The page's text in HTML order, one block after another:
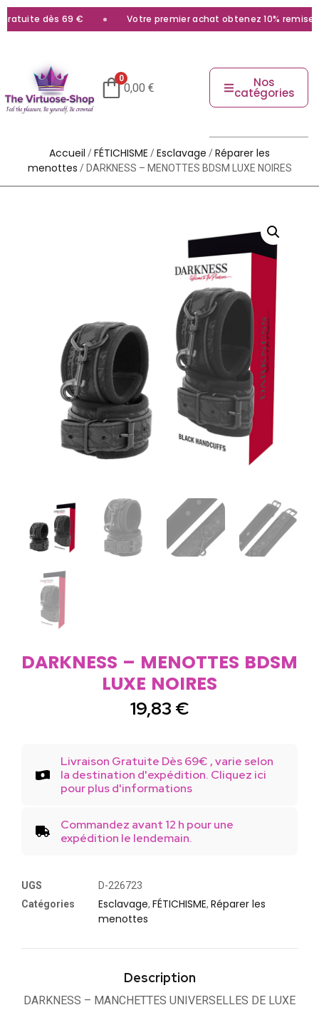
dès 69 € Votre premier achat obtenez 10% remise
0
0,00 € Nos
catégories
Accueil /FÉTICHISME /Esclavage /Réparer les
menottes / DARKNESS – MENOTTES BDSM LUXE NOIRES
DARKNESS – MENOTTES BDSM
LUXE NOIRES
19,83 €
Livraison Gratuite Dès 69€ , varie selon
la destination d'expédition. Cliquez ici
pour plus d'informations
Commandez avant 12 h pour une
expédition le lendemain.
UGS
D-226723
Catégories
Esclavage, FÉTICHISME, Réparer les
menottes
Description
DARKNESS – MANCHETTES UNIVERSELLES DE LUXE